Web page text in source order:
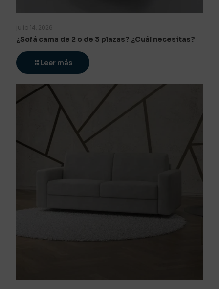
julio 14, 2026
¿Sofá cama de 2 o de 3 plazas? ¿Cuál necesitas?
Leer más